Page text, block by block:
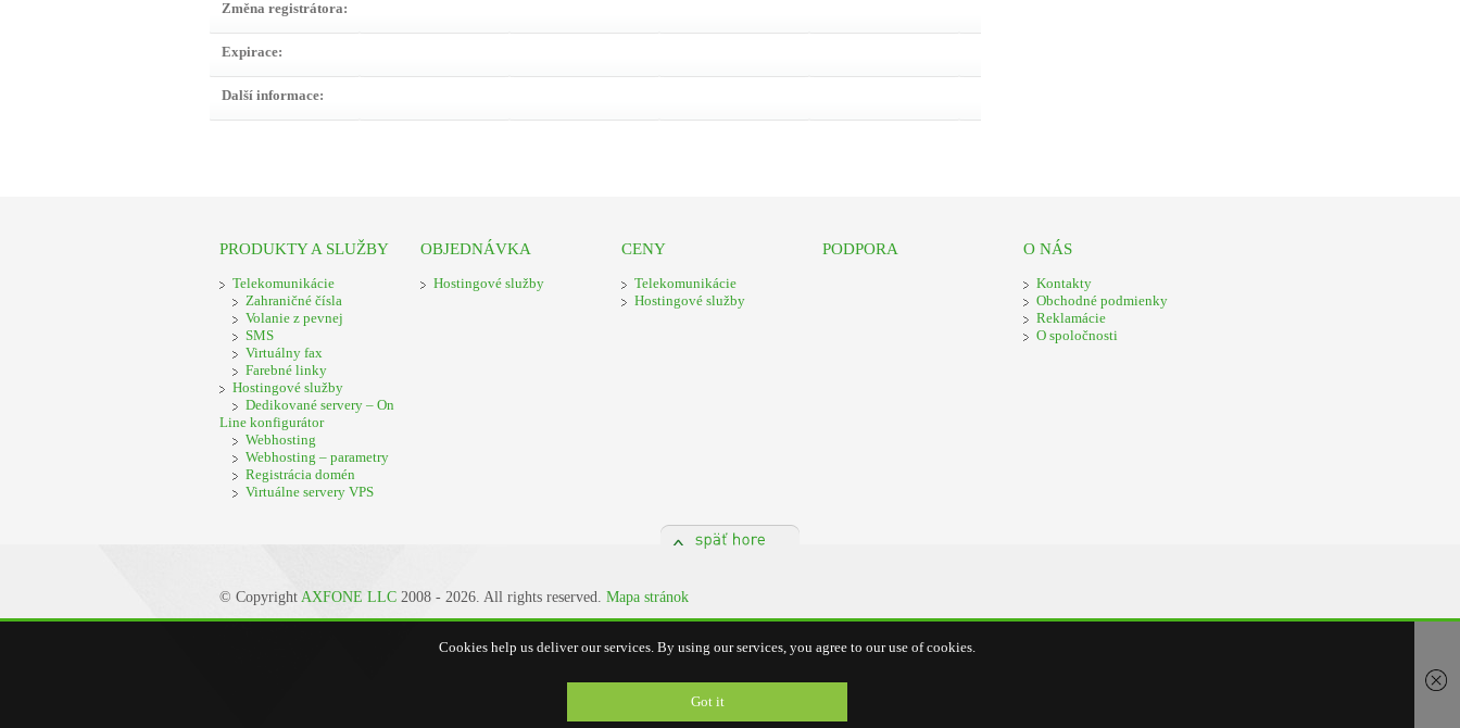
Změna registrátora:
Expirace:
Další informace:
PRODUKTY A SLUŽBY
Telekomunikácie
Zahraničné čísla
Volanie z pevnej
SMS
Virtuálny fax
Farebné linky
Hostingové služby
Dedikované servery – On
Line konfigurátor
Webhosting
Webhosting – parametry
Registrácia domén
Virtuálne servery VPS
OBJEDNÁVKA
Hostingové služby
CENY
Telekomunikácie
Hostingové služby
PODPORA O NÁS
Kontakty
Obchodné podmienky
Reklamácie
O spoločnosti
© Copyright AXFONE LLC 2008 - 2026. All rights reserved. Mapa stránok
Cookies help us deliver our services. By using our services, you agree to our use of cookies.
Got it